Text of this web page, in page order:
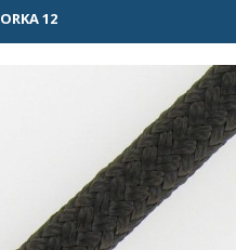
ORKA 12